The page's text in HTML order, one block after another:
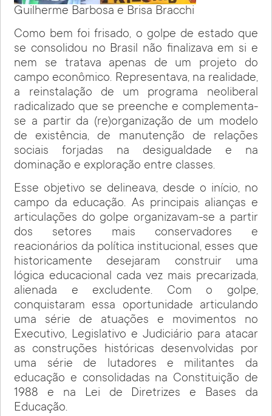
Guilherme Barbosa e Brisa Bracchi
Como bem foi frisado, o golpe de estado que
se consolidou no Brasil não finalizava em si e
nem se tratava apenas de um projeto do
campo econômico. Representava, na realidade,
a reinstalação de um programa neoliberal
radicalizado que se preenche e complementa-
se a partir da (re)organização de um modelo
de existência, de manutenção de relações
sociais forjadas na desigualdade e na
dominação e exploração entre classes.
Esse objetivo se delineava, desde o início, no
campo da educação. As principais alianças e
articulações do golpe organizavam-se a partir
dos setores mais conservadores e
reacionários da política institucional, esses que
historicamente desejaram construir uma
lógica educacional cada vez mais precarizada,
alienada e excludente. Com o golpe,
conquistaram essa oportunidade articulando
uma série de atuações e movimentos no
Executivo, Legislativo e Judiciário para atacar
as construções históricas desenvolvidas por
uma série de lutadores e militantes da
educação e consolidadas na Constituição de
1988 e na Lei de Diretrizes e Bases da
Educação.